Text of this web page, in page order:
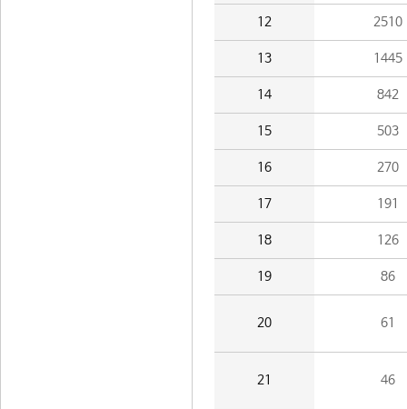
12 2510
13 1445
14 842
15 503
16 270
17 191
18 126
19 86
20 61
21 46